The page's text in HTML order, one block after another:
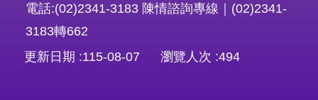
電話:(02)2341-3183 陳情諮詢專線｜(02)2341-
3183轉662
更新日期
115-08-07 瀏覽人次 494